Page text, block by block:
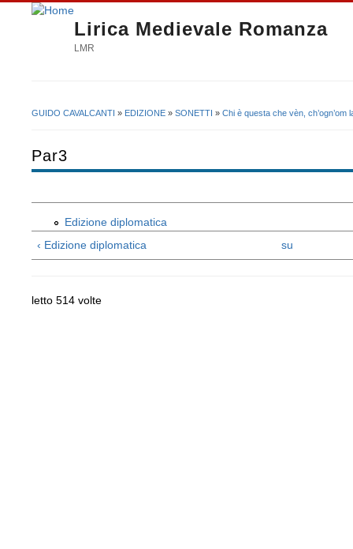
Lirica Medievale Romanza
LMR
GUIDO CAVALCANTI » EDIZIONE » SONETTI » Chi è questa che vèn, ch’ogn’om
Par3
Edizione diplomatica
‹ Edizione diplomatica
su
letto 514 volte